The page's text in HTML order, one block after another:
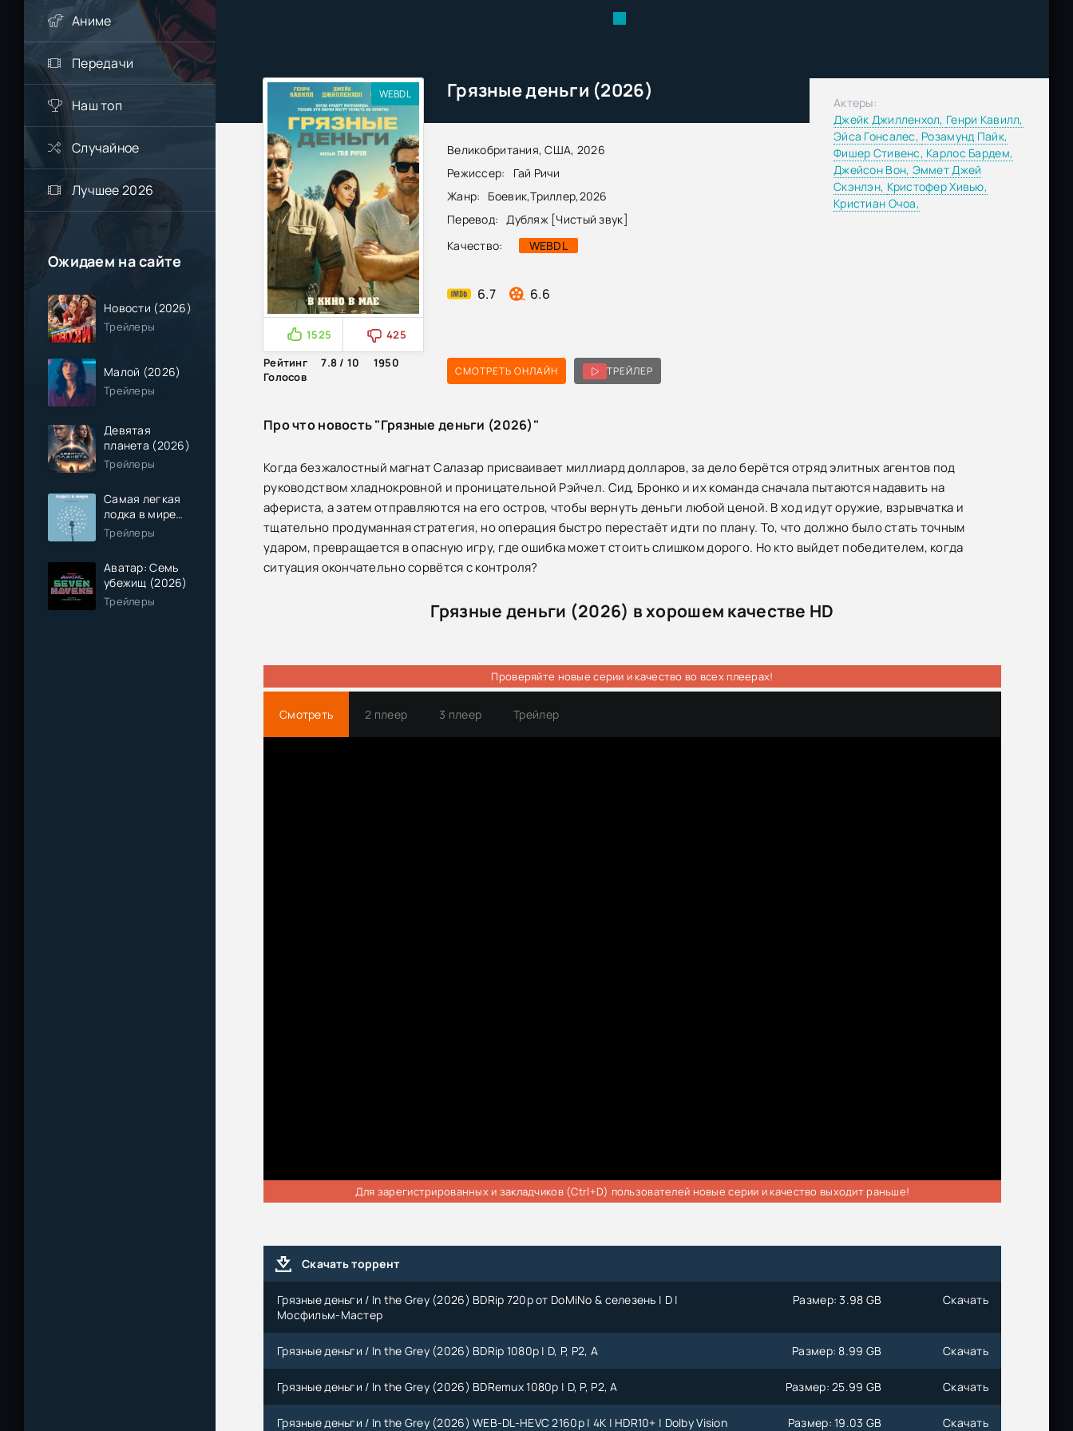
Аниме
Передачи
Наш топ
Случайное
Лучшее 2026
Ожидаем на сайте
Новости (2026)
Трейлеры
Малой (2026)
Трейлеры
Девятая
планета (2026)
Трейлеры
Самая легкая
лодка в мире
(2026)
Трейлеры
Аватар: Семь
убежищ (2026)
Трейлеры
Грязные деньги (2026)
Великобритания, США, 2026
Режиссер:
Гай Ричи
Жанр:
Боевик,Триллер,2026
Перевод: Дубляж [Чистый звук]
Качество:
WEBDL
6.7 6.6
WEBDL
1525
425
Рейтинг
7.8 / 10
1950
Голосов
СМОТРЕТЬ ОНЛАЙН ТРЕЙЛЕР
Актеры:
Джейк Джилленхол, Генри Кавилл,
Эйса Гонсалес, Розамунд Пайк,
Фишер Стивенс, Карлос Бардем,
Джейсон Вон, Эммет Джей
Скэнлэн, Кристофер Хивью,
Кристиан Очоа,
Про что новость "Грязные деньги (2026)"
Когда безжалостный магнат Салазар присваивает миллиард долларов, за дело берётся отряд элитных агентов под
руководством хладнокровной и проницательной Рэйчел. Сид, Бронко и их команда сначала пытаются надавить на
афериста, а затем отправляются на его остров, чтобы вернуть деньги любой ценой. В ход идут оружие, взрывчатка и
тщательно продуманная стратегия, но операция быстро перестаёт идти по плану. То, что должно было стать точным
ударом, превращается в опасную игру, где ошибка может стоить слишком дорого. Но кто выйдет победителем, когда
ситуация окончательно сорвётся с контроля?
Грязные деньги (2026) в хорошем качестве HD
Проверяйте новые серии и качество во всех плеерах!
Смотреть 2 плеер 3 плеер Трейлер
Для зарегистрированных и закладчиков (Ctrl+D) пользователей новые серии и качество выходит раньше!
Скачать торрент
Грязные деньги / In the Grey (2026) BDRip 720p от DoMiNo & селезень | D |
Мосфильм-Мастер
Размер: 3.98 GB Скачать
Грязные деньги / In the Grey (2026) BDRip 1080p | D, P, P2, A Размер: 8.99 GB Скачать
Грязные деньги / In the Grey (2026) BDRemux 1080p | D, P, P2, A Размер: 25.99 GB Скачать
Грязные деньги / In the Grey (2026) WEB-DL-HEVC 2160p | 4K | HDR10+ | Dolby Vision
Размер: 19.03 GB Скачать